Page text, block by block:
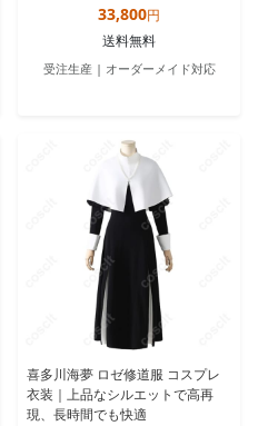
同等額のお支払いを請求させてい
33,800円
送料無料
受注生産 | オーダーメイド対応
喜多川海夢 ロゼ修道服 コスプレ
衣装｜上品なシルエットで高再
現、長時間でも快適